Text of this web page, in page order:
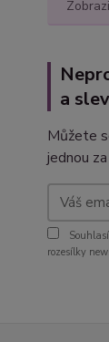
a
Můžete
jednou
rozesílky